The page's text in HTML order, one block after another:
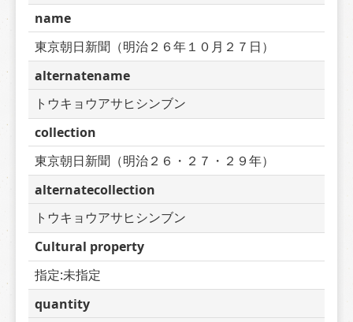
name
東京朝日新聞（明治２６年１０月２７日）
alternatename
トウキョウアサヒシンブン
collection
東京朝日新聞（明治２６・２７・２９年）
alternatecollection
トウキョウアサヒシンブン
Cultural property
指定:未指定
quantity